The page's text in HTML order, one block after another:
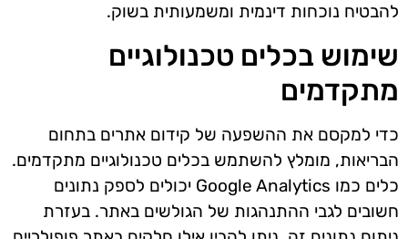
להבטיח נוכחות דינמית ומשמעותית בשוק.
שימוש בכלים טכנולוגיים
מתקדמים
כדי למקסם את ההשפעה של קידום אתרים בתחום
הבריאות, מומלץ להשתמש בכלים טכנולוגיים מתקדמים.
כלים כמו Google Analytics יכולים לספק נתונים
חשובים לגבי ההתנהגות של הגולשים באתר. בעזרת